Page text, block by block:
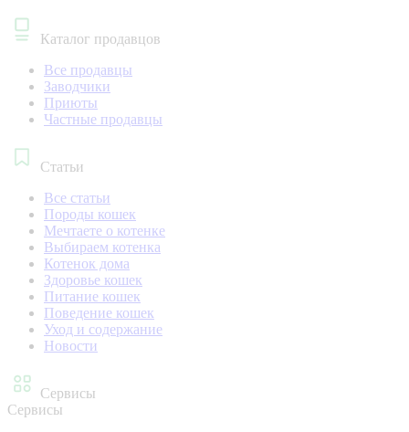
Каталог продавцов
Все продавцы
Заводчики
Приюты
Частные продавцы
Статьи
Все статьи
Породы кошек
Мечтаете о котенке
Выбираем котенка
Котенок дома
Здоровье кошек
Питание кошек
Поведение кошек
Уход и содержание
Новости
Сервисы
Сервисы